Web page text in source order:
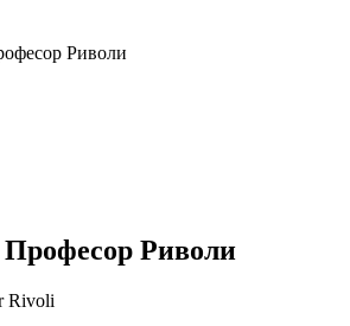
Риволи
Риволи
Rivoli